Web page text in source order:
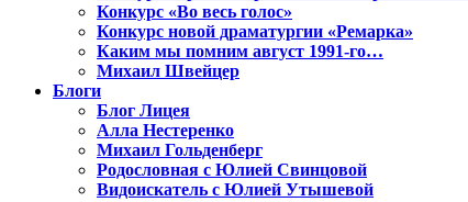
Конкурс «Во весь голос»
Конкурс новой драматургии «Ремарка»
Каким мы помним август 1991-го…
Михаил Швейцер
Блоги
Блог Лицея
Алла Нестеренко
Михаил Гольденберг
Родословная с Юлией Свинцовой
Видоискатель с Юлией Утышевой